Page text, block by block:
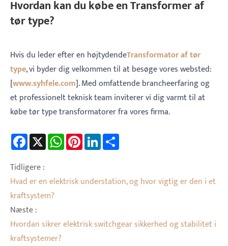
Hvordan kan du købe en Transformer af
tør type?
Hvis du leder efter en højtydendeTransformator af tør
type, vi byder dig velkommen til at besøge vores websted:
[www.syhfele.com]. Med omfattende brancheerfaring og
et professionelt teknisk team inviterer vi dig varmt til at
købe tør type transformatorer fra vores firma.
Facebook WhatsAppPinterestLinkedIn
Tidligere :
Hvad er en elektrisk understation, og hvor vigtig er den i et
kraftsystem?
Næste :
Hvordan sikrer elektrisk switchgear sikkerhed og stabilitet i
kraftsystemer?